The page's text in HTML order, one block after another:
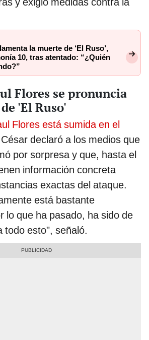
la muerte de ‘El Ruso’,
10, tras atentado: “¿Quién
Flores se pronuncia
'El Ruso'
Flores está sumida en el
declaró a los medios que
por sorpresa y que, hasta el
información concreta
exactas del ataque.
está bastante
lo que ha pasado, ha sido de
todo esto", señaló.